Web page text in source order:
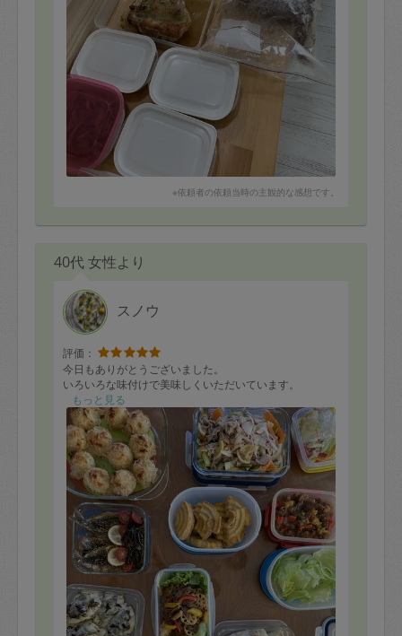
っていて、美味しく綺麗にボリュームたっぷりに仕上げ
てくださり、本当に感謝しています。
来月はどんな驚きがあるのか、今から楽しみです。
※依頼者の依頼当時の主観的な感想です。
40代 女性より
スノウ
評価：
今日もありがとうございました。
いろいろな味付けで美味しくいただいています。
もっと見る